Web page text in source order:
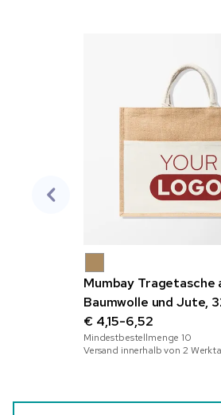
Mumbay Tragetasche
Baumwolle und Jute,
€ 4,15-6,52
Mindestbestellmenge 10
Versand innerhalb von 2